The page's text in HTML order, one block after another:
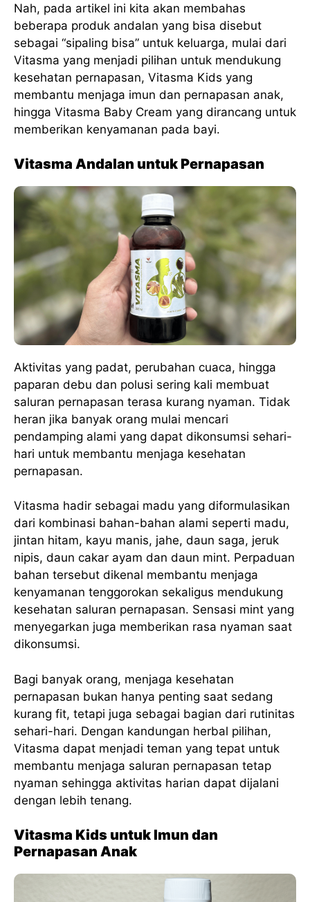
Nah, pada artikel ini kita akan membahas
beberapa produk andalan yang bisa disebut
sebagai “sipaling bisa” untuk keluarga, mulai dari
Vitasma yang menjadi pilihan untuk mendukung
kesehatan pernapasan, Vitasma Kids yang
membantu menjaga imun dan pernapasan anak,
hingga Vitasma Baby Cream yang dirancang untuk
memberikan kenyamanan pada bayi.
Vitasma Andalan untuk Pernapasan
Aktivitas yang padat, perubahan cuaca, hingga
paparan debu dan polusi sering kali membuat
saluran pernapasan terasa kurang nyaman. Tidak
heran jika banyak orang mulai mencari
pendamping alami yang dapat dikonsumsi sehari-
hari untuk membantu menjaga kesehatan
pernapasan.
Vitasma hadir sebagai madu yang diformulasikan
dari kombinasi bahan-bahan alami seperti madu,
jintan hitam, kayu manis, jahe, daun saga, jeruk
nipis, daun cakar ayam dan daun mint. Perpaduan
bahan tersebut dikenal membantu menjaga
kenyamanan tenggorokan sekaligus mendukung
kesehatan saluran pernapasan. Sensasi mint yang
menyegarkan juga memberikan rasa nyaman saat
dikonsumsi.
Bagi banyak orang, menjaga kesehatan
pernapasan bukan hanya penting saat sedang
kurang fit, tetapi juga sebagai bagian dari rutinitas
sehari-hari. Dengan kandungan herbal pilihan,
Vitasma dapat menjadi teman yang tepat untuk
membantu menjaga saluran pernapasan tetap
nyaman sehingga aktivitas harian dapat dijalani
dengan lebih tenang.
Vitasma Kids untuk Imun dan
Pernapasan Anak